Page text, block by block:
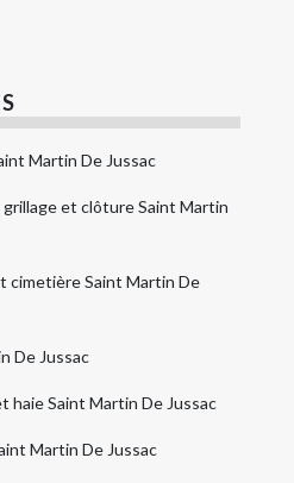
Martin De Jussac
et clôture Saint Martin
cimetière Saint Martin De
De Jussac
haie Saint Martin De Jussac
Martin De Jussac